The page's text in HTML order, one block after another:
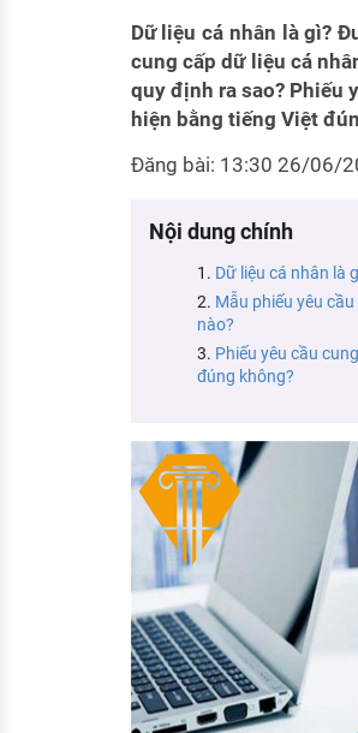
Danh sách nhà tuyển dụng
Mẫu CV đơn giản
Mẫu CV hiện đại
Thuế thu nhập
Hồ sơ biểu mẫu
Chính sách lao động
Kỹ năng nghề nghiệp
HƯỚNG NGHIỆP VIỆC LÀM
Đặc trưng từng nghề
Xu hướng việc làm
XÂY DỰNG VÀ PHÁT TRIỂN ĐỘI NGŨ
TUYỂN DỤNG VIỆC LÀM
Dữ liệu cá nhân là gì?
cung cấp dữ liệu cá
quy định ra sao? Phiếu
hiện bằng tiếng Việt
Đăng bài: 13:30 26/06/
Nội dung chính
Dữ liệu cá nhân là
Mẫu phiếu yêu
nào?
Phiếu yêu cầu
đúng không?